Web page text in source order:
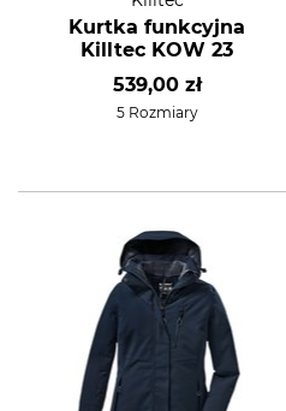
Kurtka funkcyjna
Killtec KOW 23
539,00 zł
5 Rozmiary